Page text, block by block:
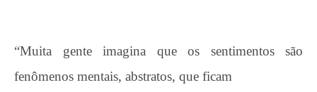
“Muita gente imagina que os sentimentos são
fenômenos mentais, abstratos, que ficam